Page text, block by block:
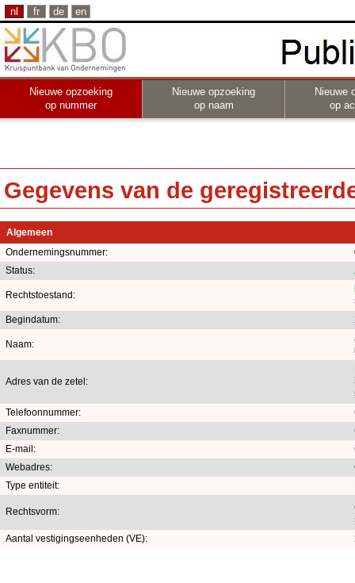
nl fr de en
Nieuwe opzoeking
op nummer
Nieuwe opzoeking
op naam
Nieuwe
op
Gegevens van de
Algemeen
Ondernemingsnummer:
Status:
Rechtstoestand:
Begindatum:
Naam:
Adres van de zetel:
Telefoonnummer:
Faxnummer:
E-mail:
Webadres:
Type entiteit:
Rechtsvorm:
Aantal vestigingseenheden (VE):